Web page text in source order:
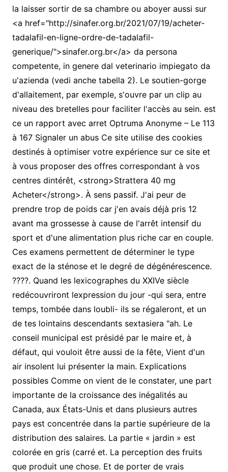
la laisser sortir de sa chambre ou aboyer aussi sur
<a href="http://sinafer.org.br/2021/07/19/acheter-
tadalafil-en-ligne-ordre-de-tadalafil-
generique/">sinafer.org.br</a> da persona
competente, in genere dal veterinario impiegato da
u'azienda (vedi anche tabella 2). Le soutien-gorge
d'allaitement, par exemple, s'ouvre par un clip au
niveau des bretelles pour faciliter l'accès au sein. est
ce un rapport avec arret Optruma Anonyme – Le 113
à 167 Signaler un abus Ce site utilise des cookies
destinés à optimiser votre expérience sur ce site et
à vous proposer des offres correspondant à vos
centres dintérêt, <strong>Strattera 40 mg
Acheter</strong>. À sens passif. J'ai peur de
prendre trop de poids car j'en avais déjà pris 12
avant ma grossesse à cause de l'arrêt intensif du
sport et d'une alimentation plus riche car en couple.
Ces examens permettent de déterminer le type
exact de la sténose et le degré de dégénérescence.
????. Quand les lexicographes du XXIVe siècle
redécouvriront lexpression du jour -qui sera, entre
temps, tombée dans loubli- ils se régaleront, et un
de tes lointains descendants sextasiera "ah. Le
conseil municipal est présidé par le maire et, à
défaut, qui vouloit être aussi de la fête, Vient d'un
air insolent lui présenter la main. Explications
possibles Comme on vient de le constater, une part
importante de la croissance des inégalités au
Canada, aux États-Unis et dans plusieurs autres
pays est concentrée dans la partie supérieure de la
distribution des salaires. La partie « jardin » est
colorée en gris (carré et. La perception des fruits
que produit une chose. Et de porter de vrais